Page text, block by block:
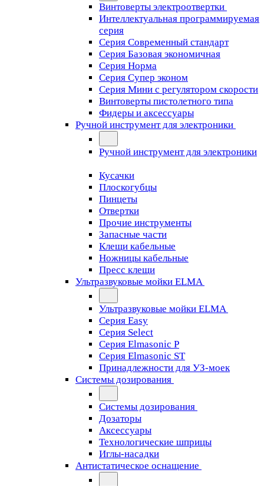
Винтоверты электроотвертки
Интеллектуальная программируемая
серия
Серия Современный стандарт
Серия Базовая экономичная
Серия Норма
Серия Cупер эконом
Серия Мини с регулятором скорости
Винтоверты пистолетного типа
Фидеры и аксессуары
Ручной инструмент для электроники
Ручной инструмент для электроники
Кусачки
Плоскогубцы
Пинцеты
Отвертки
Прочие инструменты
Запасные части
Клещи кабельные
Ножницы кабельные
Пресс клещи
Ультразвуковые мойки ELMA
Ультразвуковые мойки ELMA
Серия Easy
Серия Select
Серия Elmasonic P
Серия Elmasonic ST
Принадлежности для УЗ-моек
Системы дозирования
Системы дозирования
Дозаторы
Аксессуары
Технологические шприцы
Иглы-насадки
Антистатическое оснащение